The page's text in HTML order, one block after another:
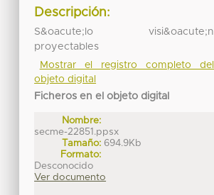
Descripción:
S&oacute;lo visi&oacute;n
proyectables
Mostrar el registro completo del
objeto digital
Ficheros en el objeto digital
Nombre:
secme-22851.ppsx
Tamaño: 694.9Kb
Formato:
Desconocido
Ver documento